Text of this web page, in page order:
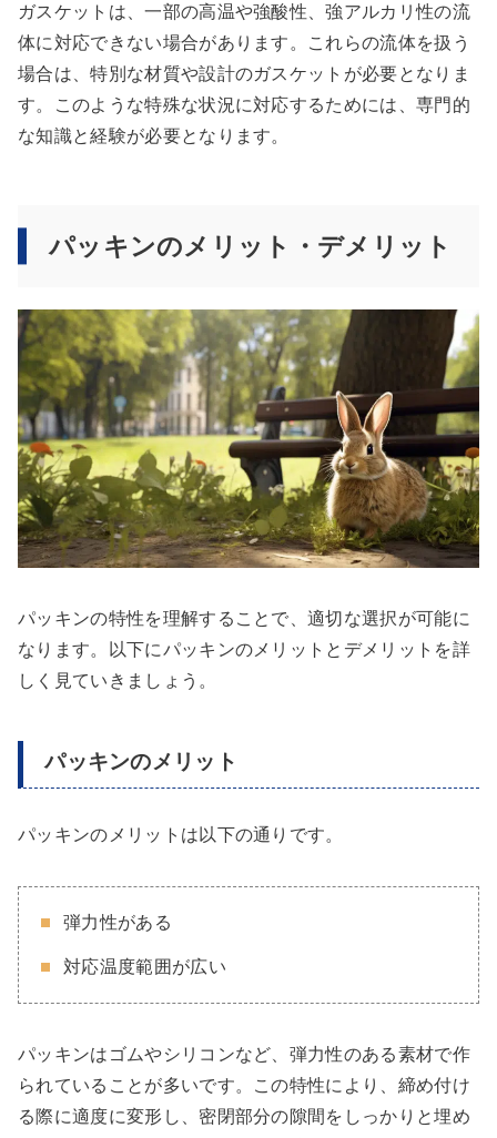
ガスケットは、一部の高温や強酸性、強アルカリ性の流
体に対応できない場合があります。これらの流体を扱う
場合は、特別な材質や設計のガスケットが必要となりま
す。このような特殊な状況に対応するためには、専門的
な知識と経験が必要となります。
パッキンのメリット・デメリット
パッキンの特性を理解することで、適切な選択が可能に
なります。以下にパッキンのメリットとデメリットを詳
しく見ていきましょう。
パッキンのメリット
パッキンのメリットは以下の通りです。
弾力性がある
対応温度範囲が広い
パッキンはゴムやシリコンなど、弾力性のある素材で作
られていることが多いです。この特性により、締め付け
る際に適度に変形し、密閉部分の隙間をしっかりと埋め